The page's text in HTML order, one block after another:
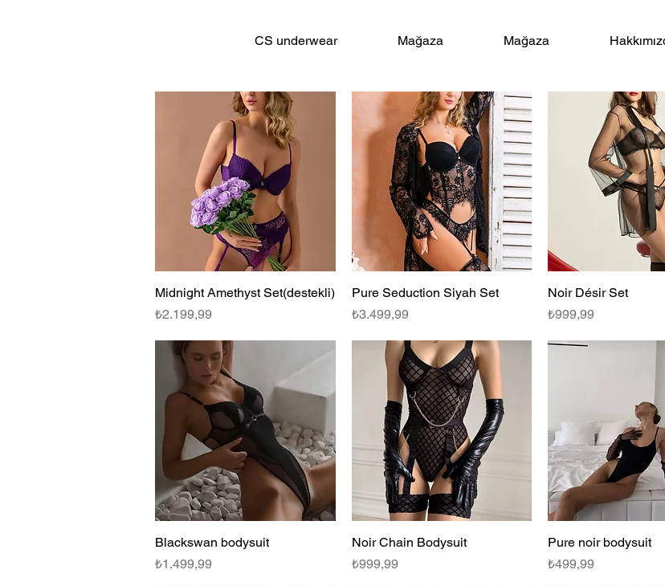
CS underwear Mağaza Mağaza
Hızlı Bakış
Midnight Amethyst Set(destekli)
Fiyat
₺2.199,99
Hızlı Bakış
Pure Seduction Siyah Set
Fiyat
₺3.499,99
Hızlı Bakış
Noir Désir Set
Fiyat
₺999,99
Hızlı Bakış
Blackswan bodysuit
Fiyat
₺1.499,99
Hızlı Bakış
Noir Chain Bodysuit
Fiyat
₺999,99
Hızlı Bakış
Pure noir bodysuit
Fiyat
₺499,99